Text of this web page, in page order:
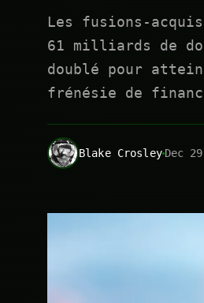
Les fusions-
61 milliards de
doublé pour
frénésie de
Blake CrosleyDec